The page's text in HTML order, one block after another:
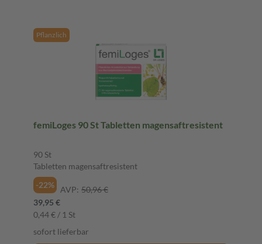
Pflanzlich
femiLoges 90 St Tabletten magensaftresistent
90 St
Tabletten magensaftresistent
-22%
AVP: 50,96 €
39,95 €
0,44 € / 1 St
sofort lieferbar